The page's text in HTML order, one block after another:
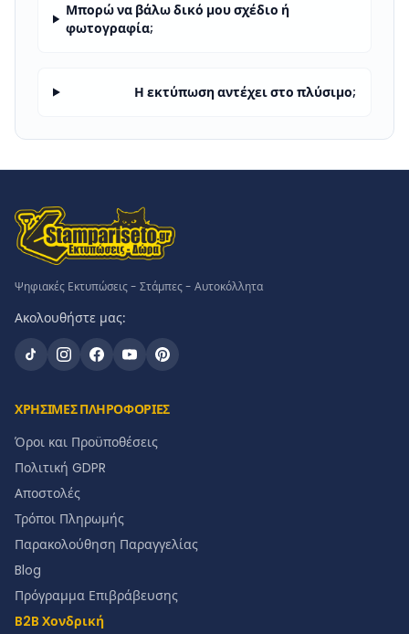
Μπορώ να βάλω δικό μου σχέδιο ή
φωτογραφία;
Η εκτύπωση αντέχει στο πλύσιμο;
Ψηφιακές Εκτυπώσεις - Στάμπες - Αυτοκόλλητα
Ακολουθήστε μας:
ΧΡΗΣΙΜΕΣ ΠΛΗΡΟΦΟΡΙΕΣ
Όροι και Προϋποθέσεις
Πολιτική GDPR
Αποστολές
Τρόποι Πληρωμής
Παρακολούθηση Παραγγελίας
Blog
Πρόγραμμα Επιβράβευσης
B2B Χονδρική